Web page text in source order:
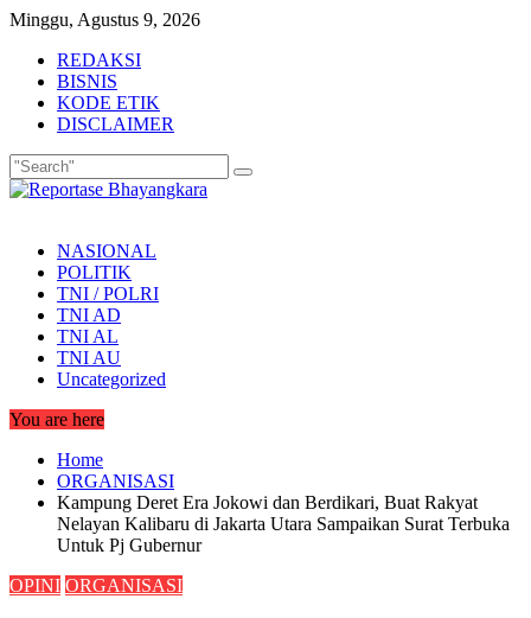
Skip
content
Minggu, Agustus 9, 2026
REDAKSI
BISNIS
KODE ETIK
DISCLAIMER
NASIONAL
POLITIK
TNI / POLRI
TNI AD
TNI AL
TNI AU
Uncategorized
You are here
Home
ORGANISASI
Kampung Deret Era Jokowi dan Berdikari, Buat Rakyat
Nelayan Kalibaru di Jakarta Utara Sampaikan Surat Terbuka
Untuk Pj Gubernur
OPINI ORGANISASI